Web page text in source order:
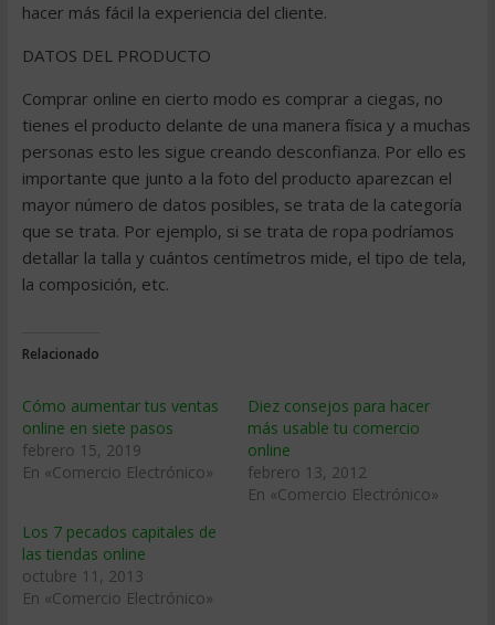
hacer más fácil la experiencia del cliente.
DATOS DEL PRODUCTO
Comprar online en cierto modo es comprar a ciegas, no
tienes el producto delante de una manera física y a muchas
personas esto les sigue creando desconfianza. Por ello es
importante que junto a la foto del producto aparezcan el
mayor número de datos posibles, se trata de la categoría
que se trata. Por ejemplo, si se trata de ropa podríamos
detallar la talla y cuántos centímetros mide, el tipo de tela,
la composición, etc.
Relacionado
Cómo aumentar tus ventas
online en siete pasos
febrero 15, 2019
En «Comercio Electrónico»
Diez consejos para hacer
más usable tu comercio
online
febrero 13, 2012
En «Comercio Electrónico»
Los 7 pecados capitales de
las tiendas online
octubre 11, 2013
En «Comercio Electrónico»